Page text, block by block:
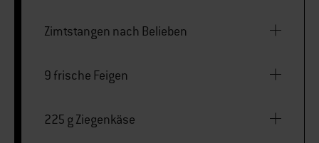
Zimtstangen nach Belieben
9 frische Feigen
225 g Ziegenkäse